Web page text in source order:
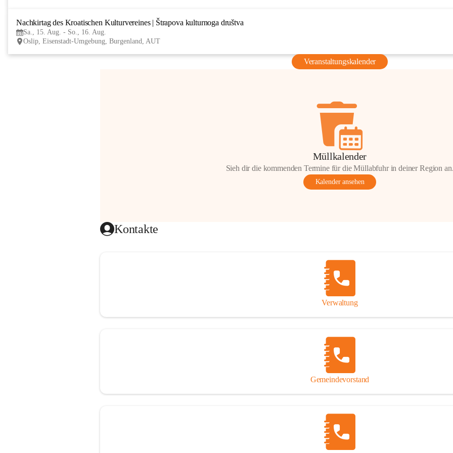
Nachkirtag des Kroatischen Kulturvereines | Štrapova kulturnoga društva
Sa., 15. Aug. - So., 16. Aug.
Oslip, Eisenstadt-Umgebung, Burgenland, AUT
Veranstaltungskalender
Müllkalender
Sieh dir die kommenden Termine für die Müllabfuhr in deiner Region an.
Kalender ansehen
Kontakte
Verwaltung
Gemeindevorstand